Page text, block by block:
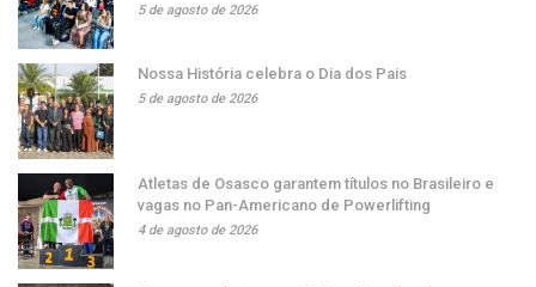
5 de agosto de 2026
Nossa História celebra o Dia dos Pais
5 de agosto de 2026
Atletas de Osasco garantem títulos no Brasileiro e
vagas no Pan-Americano de Powerlifting
4 de agosto de 2026